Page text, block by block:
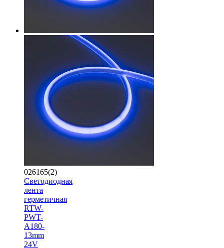
026165(2)
Светодиодная
лента
герметичная
RTW-
PWT-
A180-
13mm
24V